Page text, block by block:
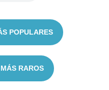
POPULARES
RAROS